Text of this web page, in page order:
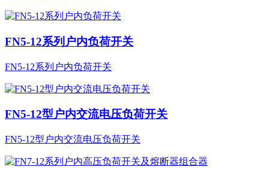
FN5-12系列户内负荷开关
FN5-12系列户内负荷开关
FN5-12型户内交流电压负荷开关
FN5-12型户内交流电压负荷开关